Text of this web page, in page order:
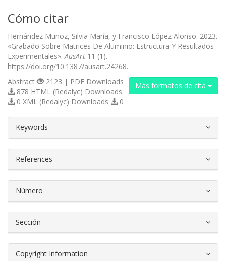
Cómo citar
Hernández Muñoz, Silvia María, y Francisco López Alonso. 2023.
«Grabado Sobre Matrices De Aluminio: Estructura Y Resultados
Experimentales».AusArt 11 (1).
https://doi.org/10.1387/ausart.24268.
Más formatos de cita
Abstract
2123 | PDF Downloads
878 HTML (Redalyc) Downloads
0 XML (Redalyc) Downloads
0
Keywords
References
Número
Sección
Copyright Information